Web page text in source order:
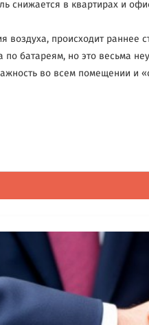
снижается в квартирах и
воздуха, происходит
батареям, но это весьма
во всем помещении и